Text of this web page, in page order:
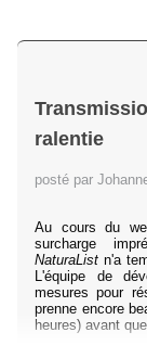
ralentie
posté par
Au cours du
surcharge
NaturaList n'a
L'équipe de
mesures pour
prenne encore
heures) avant